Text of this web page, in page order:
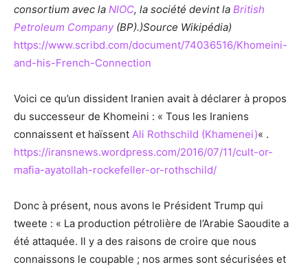
consortium avec la NIOC, la société devint la British
Petroleum Company(BP).)Source Wikipédia)
https://www.scribd.com/document/74036516/Khomeini-
and-his-French-Connection
Voici ce qu’un dissident Iranien avait à déclarer à propos
du successeur de Khomeini : « Tous les Iraniens
connaissent et haïssent Ali Rothschild (Khamenei)« .
https://iransnews.wordpress.com/2016/07/11/cult-or-
mafia-ayatollah-rockefeller-or-rothschild/
Donc à présent, nous avons le Président Trump qui
tweete : « La production pétrolière de l’Arabie Saoudite a
été attaquée. Il y a des raisons de croire que nous
connaissons le coupable ; nos armes sont sécurisées et